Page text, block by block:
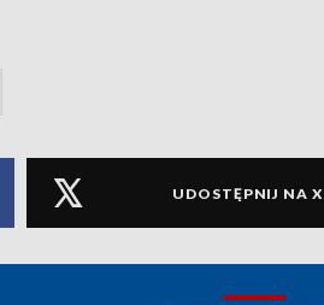
UDOSTĘPNIJ NA X